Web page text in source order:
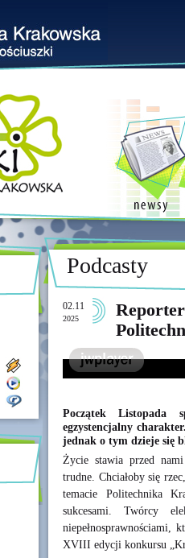
Podcasty
02.11
2025
Początek Listopada
egzystencjalny
jednak o tym dzieje się
Życie stawia przed
trudne. Chciałoby się
temacie Politechnika
sukcesami. Twórcy
niepełnosprawnościami,
XVIII edycji konkursu